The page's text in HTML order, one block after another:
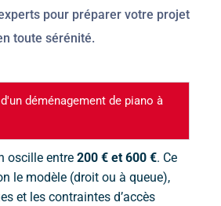
pour préparer votre projet
toute sérénité.
déménagement de piano à
oscille entre 200 € et 600 €. Ce
le modèle (droit ou à queue),
et les contraintes d’accès